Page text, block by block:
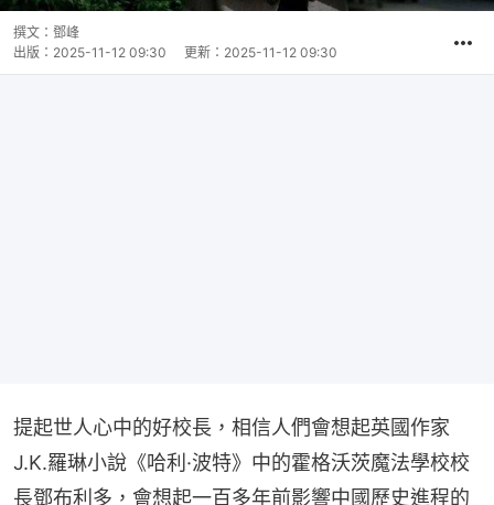
撰文： 鄧峰
出版： 2025-11-12 09:30 更新： 2025-11-12 09:30
提起世人心中的好校長，相信人們會想起英國作家
J.K.羅琳小說《哈利·波特》中的霍格沃茨魔法學校校
長鄧布利多，會想起一百多年前影響中國歷史進程的